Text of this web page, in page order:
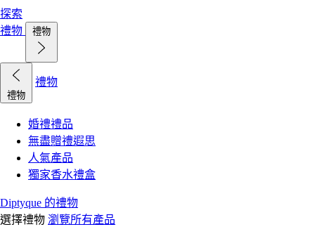
探索
禮物
禮物
禮物
禮物
婚禮禮品
無盡贈禮遐思
人氣產品
獨家香水禮盒
Diptyque 的禮物
選擇禮物 瀏覽所有產品